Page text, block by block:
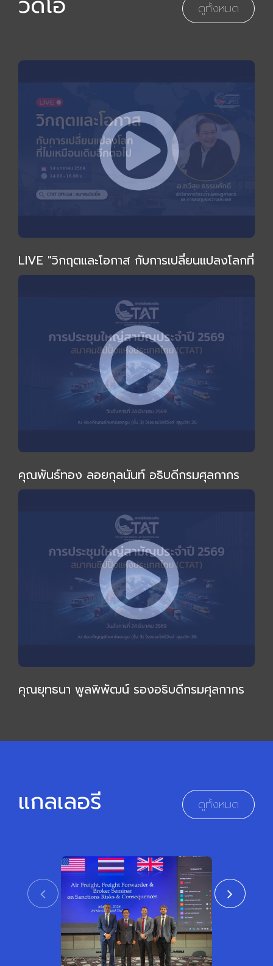
ดูทั้งหมด
LIVE "วิกฤตและโอกาส กับการเปลี่ยนแปลงโลกที่
ไม่เหมือนเดิม" โดย อ.ทวีสุข ธรรมศักดิ์
คุณพันธ์ทอง ลอยกุลนันท์ อธิบดีกรมศุลกากร
ร่วมงานและกล่าวปาฐกถาพิเศษในการประชุมใหญ่
คุณยุทธนา พูลพิพัฒน์ รองอธิบดีกรมศุลกากร
แกลเลอรี ดูทั้งหมด